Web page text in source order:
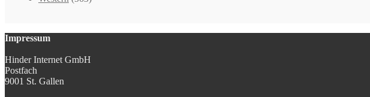
Impressum
Hinder Internet GmbH
Postfach
9001 St. Gallen